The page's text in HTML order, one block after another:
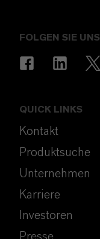
FOLGEN SIE UNS
QUICK LINKS
Kontakt
Produktsuche
Unternehmen
Karriere
Investoren
Presse